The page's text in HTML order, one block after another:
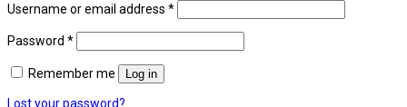
Username or email address *
Password *
Remember me Log in
Lost your password?